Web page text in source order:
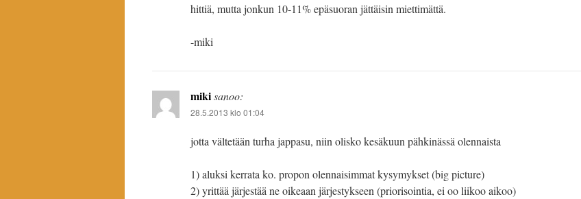
hittiä, mutta jonkun 10-11% epäsuoran jättäisin miettimättä.
-miki
mikisanoo:
28.5.2013 klo 01:04
jotta vältetään turha jappasu, niin olisko kesäkuun pähkinässä olennaista
1) aluksi kerrata ko. propon olennaisimmat kysymykset (big picture)
2) yrittää järjestää ne oikeaan järjestykseen (priorisointia, ei oo liikoo aikoo)